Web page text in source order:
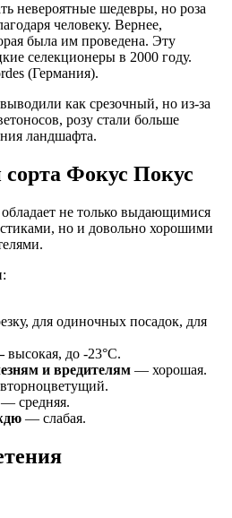
невероятные шедевры, но роза
человеку. Вернее,
была им проведена. Эту
селекционеры в 2000 году.
(Германия).
как срезочный, но из-за
розу стали больше
ландшафта.
Фокус Покус
не только выдающимися
но и довольно хорошими
для одиночных посадок, для
высокая, до -23°С.
и вредителям — хорошая.
— средняя.
— слабая.